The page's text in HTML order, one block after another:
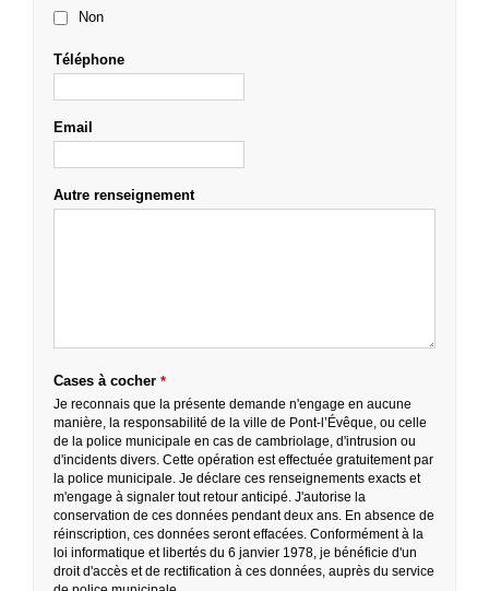
Non
Téléphone
Email
Autre renseignement
Cases à cocher *
Je reconnais que la présente demande n'engage en aucune
manière, la responsabilité de la ville de Pont-l’Évêque, ou celle
de la police municipale en cas de cambriolage, d'intrusion ou
d'incidents divers. Cette opération est effectuée gratuitement par
la police municipale. Je déclare ces renseignements exacts et
m'engage à signaler tout retour anticipé. J'autorise la
conservation de ces données pendant deux ans. En absence de
réinscription, ces données seront effacées. Conformément à la
loi informatique et libertés du 6 janvier 1978, je bénéficie d'un
droit d'accès et de rectification à ces données, auprès du service